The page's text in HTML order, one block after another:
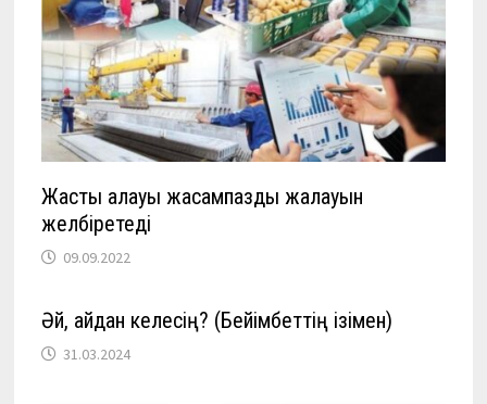
Жастық алауы жасампаздық жалауын
желбіретеді
09.09.2022
Әй, қайдан келесің? (Бейімбеттің ізімен)
31.03.2024